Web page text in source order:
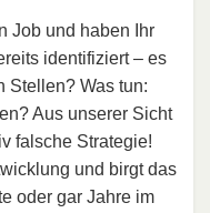
Job und haben Ihr
identifiziert – es
Stellen? Was tun:
Aus unserer Sicht
falsche Strategie!
und birgt das
oder gar Jahre im